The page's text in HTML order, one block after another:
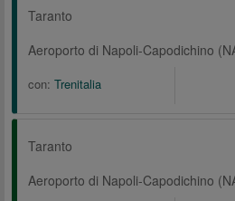
Taranto
Aeroporto di Napoli-Capodichino
con: Trenitalia
Taranto
Aeroporto di Napoli-Capodichino